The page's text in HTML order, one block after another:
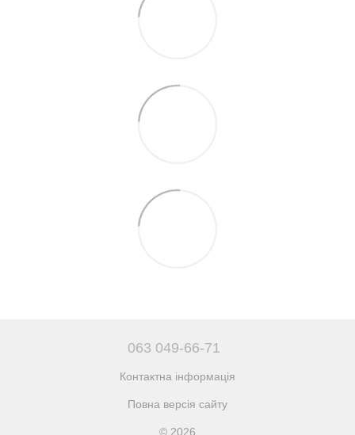
063 049-66-71
Контактна інформація
Повна версія сайту
© 2026